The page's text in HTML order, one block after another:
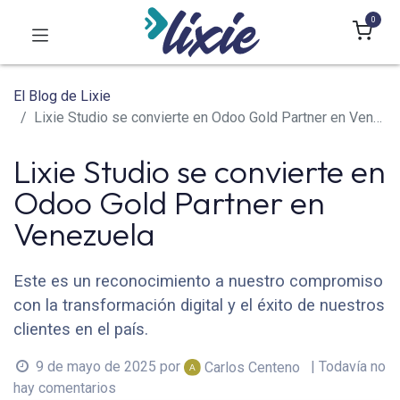
0
El Blog de Lixie
Lixie Studio se convierte en Odoo Gold Partner en Venezuela
Lixie Studio se convierte en
Odoo Gold Partner en
Venezuela
Este es un reconocimiento a nuestro compromiso
con la transformación digital y el éxito de nuestros
clientes en el país.
9 de mayo de 2025 por Carlos Centeno
| Todavía no
hay comentarios